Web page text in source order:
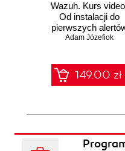
Wazuh. Kurs
Od instalacji do
pierwszych
Adam Józefiok
149.00 zł